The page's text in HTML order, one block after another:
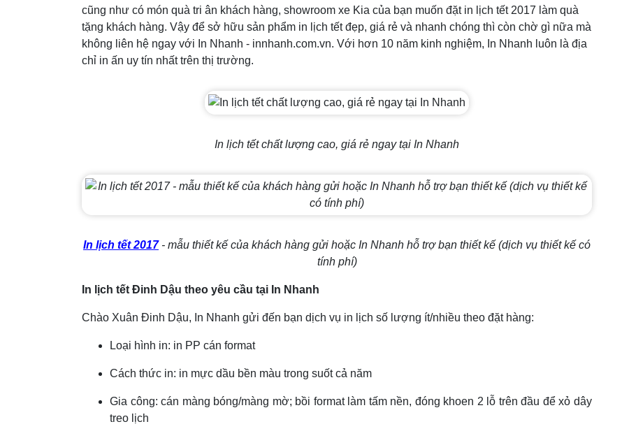
cũng như có món quà tri ân khách hàng, showroom xe Kia của bạn muốn đặt in lịch tết 2017 làm quà
tặng khách hàng. Vậy để sở hữu sản phẩm in lịch tết đẹp, giá rẻ và nhanh chóng thì còn chờ gì nữa mà
không liên hệ ngay với In Nhanh - innhanh.com.vn. Với hơn 10 năm kinh nghiệm, In Nhanh luôn là địa
chỉ in ấn uy tín nhất trên thị trường.
In lịch tết chất lượng cao, giá rẻ ngay tại In Nhanh
In lịch tết 2017- mẫu thiết kế của khách hàng gửi hoặc In Nhanh hỗ trợ bạn thiết kế (dịch vụ thiết kế có
tính phí)
In lịch tết Đinh Dậu theo yêu cầu tại In Nhanh
Chào Xuân Đinh Dậu, In Nhanh gửi đến bạn dịch vụ in lịch số lượng ít/nhiều theo đặt hàng:
Loại hình in: in PP cán format
Cách thức in: in mực dầu bền màu trong suốt cả năm
Gia công: cán màng bóng/màng mờ; bồi format làm tấm nền, đóng khoen 2 lỗ trên đầu để xỏ dây
treo lịch